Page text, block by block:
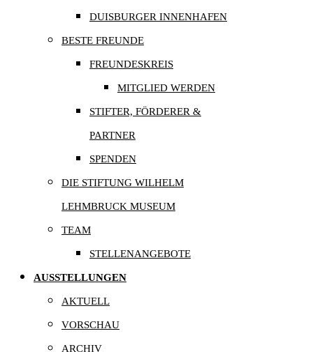
DUISBURGER INNENHAFEN
BESTE FREUNDE
FREUNDESKREIS
MITGLIED WERDEN
STIFTER, FÖRDERER &
PARTNER
SPENDEN
DIE STIFTUNG WILHELM
LEHMBRUCK MUSEUM
TEAM
STELLENANGEBOTE
AUSSTELLUNGEN
AKTUELL
VORSCHAU
ARCHIV